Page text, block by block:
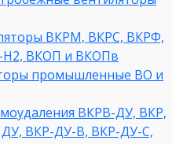
ВКРМ, ВКРС, ВКРФ,
ВКОП и ВКОПв
промышленные ВО и
ВКРВ-ДУ, ВКР,
ВКР-ДУ-В, ВКР-ДУ-С,